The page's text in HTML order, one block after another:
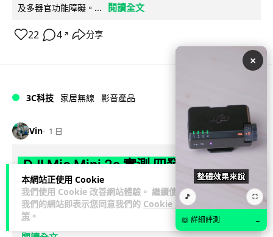
本網站正使用 Cookie
我們使用 Cookie 改善網站體驗。 繼續使用
我們的網站即表示您同意我們的 Cookie 政
策 。
及多器官功能障礙。...
閱讀全文
22 4 ↗ 分享
3C科技 家居無線 影音產品
Vin 1 日
DJI Mic Mini 2s 實測 四發一收同步獨
立錄音 32-bit 防爆咪拍片必備
DJI 最新推出的 Mic Mini 2s 無線咪支援「四發一收」分軌錄
音，並首度下放 32-bit Float 浮點內錄功能。本文經實測其...
×
🎵 ⛶
📖 詳細評測 →